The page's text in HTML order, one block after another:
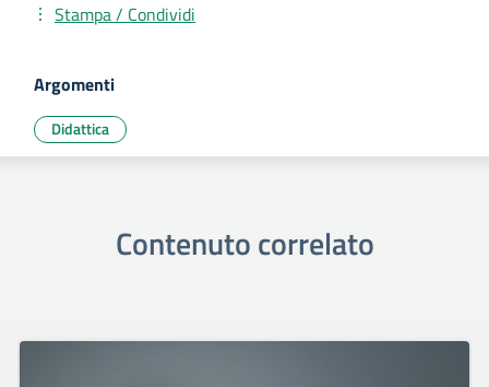
Stampa / Condividi
Argomenti
Didattica
Contenuto correlato